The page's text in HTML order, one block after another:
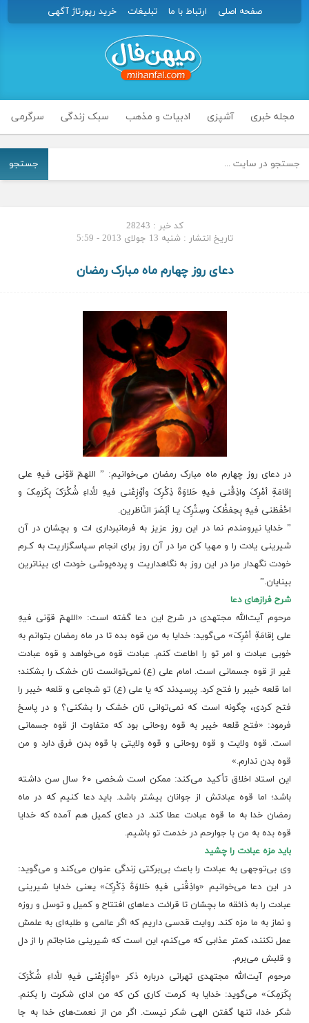
صفحه اصلی ارتباط با ما تبلیغات خرید رپورتاژ آگهی
مجله خبری آشپزی ادبیات و مذهب سبک زندگی سرگرمی
جستجو
کد خبر : 28243
تاریخ انتشار : شنبه 13 جولای 2013 - 5:59
دعای روز چهارم ماه مبارک رمضان
در دعای روز چهارم ماه مبارک رمضان می‌خوانیم: ” اللهمّ قوّنی فیهِ على
إقامَةِ أمْرِکَ واذِقْنی فیهِ حَلاوَةَ ذِکْرِکَ وأوْزِعْنی فیهِ لأداءِ شُکْرَکَ بِکَرَمِکَ و
احْفَظنی فیهِ بِحِفظْکَ وسِتْرِکَ یـا أبْصَرَ النّاظرین.
” خدایا نیرومندم نما در این روز عزیز به فرمانبرداری ات و بچشان در آن
شیرینى یادت را و مهیا کن مرا در آن روز براى انجام سپاسگزاریت به کـرم
خودت نگهدار مرا در این روز به نگاهداریت و پرده‌پوشى خودت اى بیناترین
بینایان.”
شرح فرازهای دعا
مرحوم آیت‌الله مجتهدی در شرح این دعا گفته است: «اللهمّ قوّنی فیهِ
على إقامَةِ أمْرِکَ» می‌گوید: خدایا به من قوه بده تا در ماه رمضان بتوانم به
خوبی عبادت و امر تو را اطاعت کنم. عبادت قوه می‌خواهد و قوه عبادت
غیر از قوه جسمانی است. امام علی (ع) نمی‌توانست نان خشک را بشکند؛
اما قلعه خیبر را فتح کرد. پرسیدند که یا علی (ع) تو شجاعی و قلعه خیبر را
فتح کردی، چگونه است که نمی‌توانی نان خشک را بشکنی؟ و در پاسخ
فرمود: «فتح قلعه خیبر به قوه روحانی بود که متفاوت از قوه جسمانی
است. قوه ولایت و قوه روحانی و قوه ولایتی با قوه بدن فرق دارد و من
قوه بدن ندارم.»
این استاد اخلاق تأکید می‌کند: ممکن است شخصی ۶۰ سال سن داشته
باشد؛ اما قوه عبادتش از جوانان بیشتر باشد. باید دعا کنیم که در ماه
رمضان خدا به ما قوه عبادت عطا کند. در دعای کمیل هم آمده که خدایا
قوه بده به من با جوارحم در خدمت تو باشیم.
باید مزه عبادت را چشید
وی بی‌توجهی به عبادت را باعث بی‌برکتی زندگی عنوان می‌کند و می‌گوید:
در این دعا می‌خوانیم «واذِقْنی فیهِ حَلاوَةَ ذِکْرِکَ» یعنی خدایا شیرینی
عبادت را به ذائقه ما بچشان تا قرائت دعاهای افتتاح و کمیل و توسل و روزه
و نماز به ما مزه کند. روایت قدسی داریم که اگر عالمی و طلبه‌ای به علمش
عمل نکنند، کمتر عذابی که می‌کنم، این است که شیرینی مناجاتم را از دل
و قلبش می‌برم.
مرحوم آیت‌الله مجتهدی تهرانی درباره ذکر «وأوْزِعْنی فیهِ لأداءِ شُکْرَکَ
بِکَرَمِکَ» می‌گوید: خدایا به کرمت کاری کن که من ادای شکرت را بکنم.
شکر خدا، تنها گفتن الهی شکر نیست. اگر من از نعمت‌های خدا به جا